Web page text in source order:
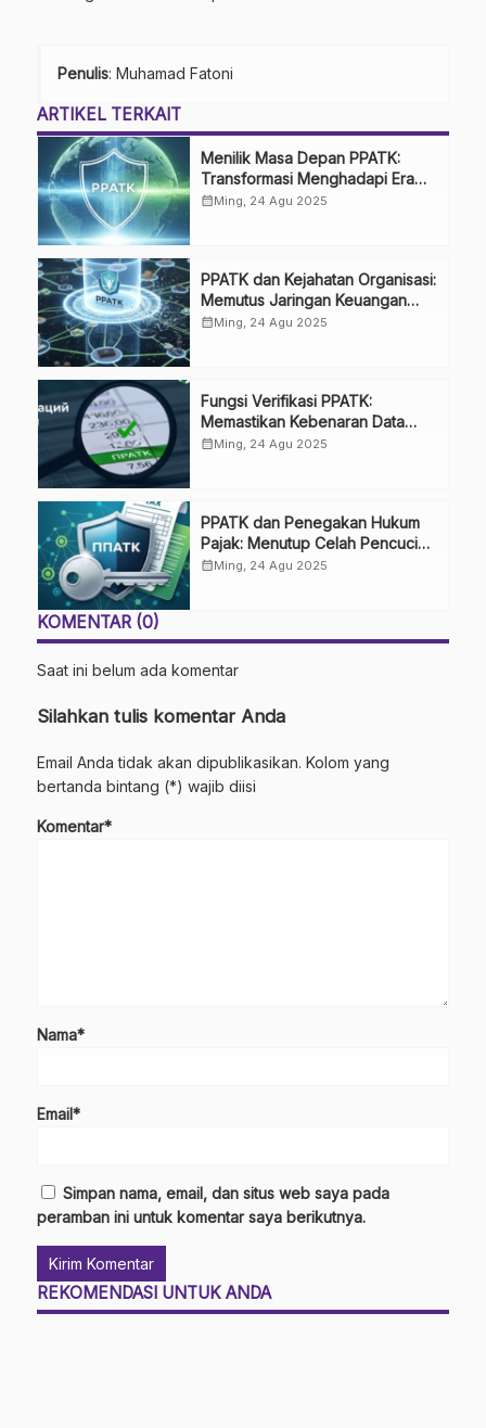
Penulis: Muhamad Fatoni
ARTIKEL TERKAIT
Menilik Masa Depan PPATK:
Transformasi Menghadapi Era
4.0
calendar_monthMing, 24 Agu 2025
PPATK dan Kejahatan Organisasi:
Memutus Jaringan Keuangan
Sindikat
calendar_monthMing, 24 Agu 2025
Fungsi Verifikasi PPATK:
Memastikan Kebenaran Data
Laporan
calendar_monthMing, 24 Agu 2025
PPATK dan Penegakan Hukum
Pajak: Menutup Celah Pencucian
Uang
calendar_monthMing, 24 Agu 2025
KOMENTAR (0)
Saat ini belum ada komentar
Silahkan tulis komentar Anda
Email Anda tidak akan dipublikasikan. Kolom yang
bertanda bintang (*) wajib diisi
Komentar*
Nama*
Email*
Simpan nama, email, dan situs web saya pada
peramban ini untuk komentar saya berikutnya.
REKOMENDASI UNTUK ANDA